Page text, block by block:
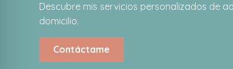
Descubre mis servicios personalizados de
domicilio.
Contáctame